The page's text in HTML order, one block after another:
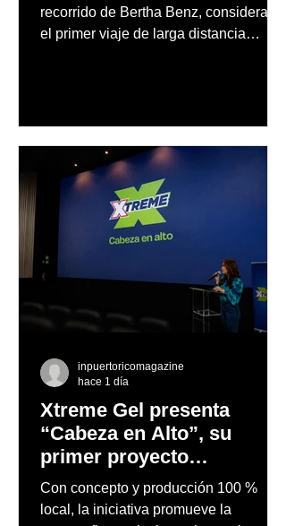
recorrido de Bertha Benz, considerado
el primer viaje de larga distancia
Xtreme Gel presenta
“Cabeza en Alto”, su
primer proyecto
audiovisual concebido y
producido completamente
Con concepto y producción 100 %
local, la iniciativa promueve la
inpuertoricomagazine
hace 1 día